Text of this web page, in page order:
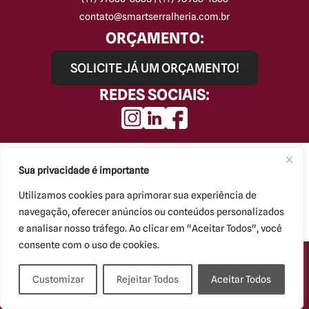
Sua privacidade é importante
Utilizamos cookies para aprimorar sua experiência de
navegação, oferecer anúncios ou conteúdos personalizados
e analisar nosso tráfego. Ao clicar em "Aceitar Todos", você
consente com o uso de cookies.
Customizar Rejeitar Todos Aceitar Todos
contato@smartserralheria.com.br
ORÇAMENTO:
SOLICITE JÁ UM ORÇAMENTO!
REDES SOCIAIS:
Kryzalis - Criação de Sites